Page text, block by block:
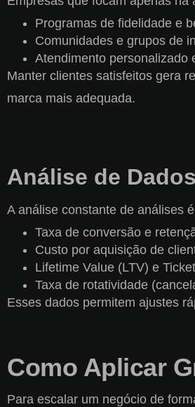
Programas de fidelidade e
Comunidades e grupos de
Atendimento personalizado
Manter clientes satisfeitos gera
marca mais adequada.
Análise de
A análise constante de análises
Taxa de conversão e
Custo por aquisição de
Lifetime Value (LTV) e
Taxa de rotatividade
Esses dados permitem ajustes
Como Aplicar
Para escalar um negócio de